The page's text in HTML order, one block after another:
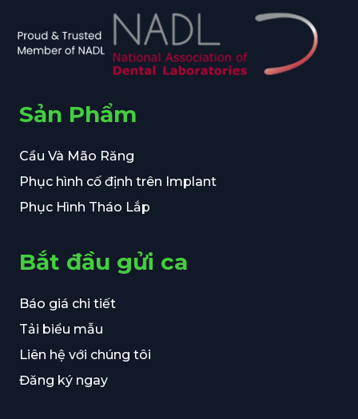
Sản Phẩm
Cầu Và Mão Răng
Phục hình cố định trên Implant
Phục Hình Tháo Lắp
Bắt đầu gửi ca
Báo giá chi tiết
Tải biểu mẫu
Liên hệ với chúng tôi
Đăng ký ngay